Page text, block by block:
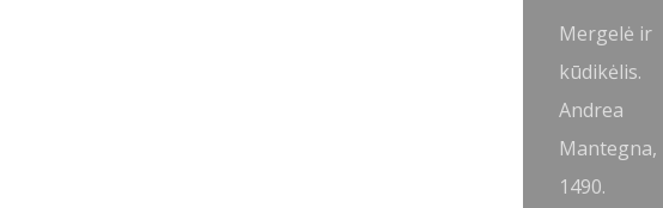
Mergelė ir
kūdikėlis.
Andrea
Mantegna,
1490.